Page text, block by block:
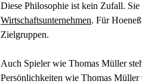
Diese Philosophie ist kein Zufall. Sie
Wirtschaftsunternehmen. Für
Zielgruppen.
Auch Spieler wie Thomas Müller
Persönlichkeiten wie Thomas